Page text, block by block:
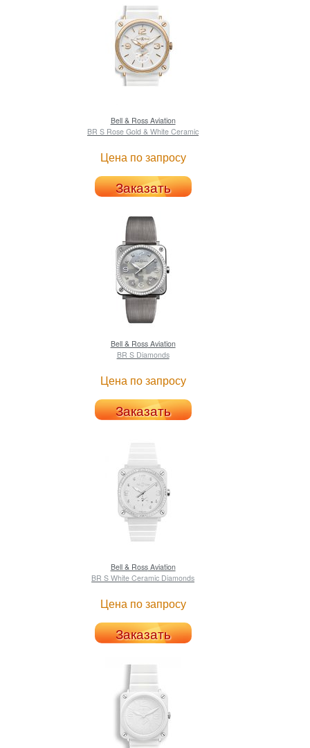
Bell & RossAviation
BR S Rose Gold & White Ceramic
Цена по запросу
Заказать
Bell & RossAviation
BR S Diamonds
Цена по запросу
Заказать
Bell & RossAviation
BR S White Ceramic Diamonds
Цена по запросу
Заказать